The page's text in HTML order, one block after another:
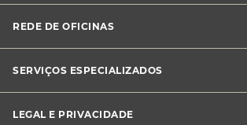
Canal de Denúncias
Perguntas Frequentes
Sustentabilidade
Notícias Midas
REDE DE OFICINAS
SERVIÇOS ESPECIALIZADOS
LEGAL E PRIVACIDADE